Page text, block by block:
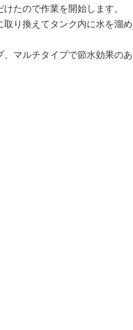
たので作業を開始します。
り換えてタンク内に水を溜め
マルチタイプで節水効果のあ